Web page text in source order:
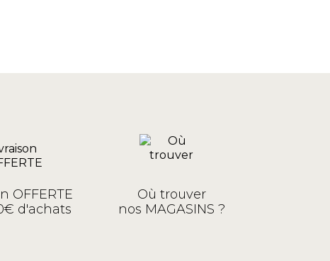
OFFERTE
d'achats
Où trouver
nos MAGASINS ?